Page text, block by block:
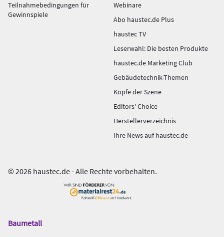
Teilnahmebedingungen für
Gewinnspiele
Webinare
Abo haustec.de Plus
haustec TV
Leserwahl: Die besten Produkte
haustec.de Marketing Club
Gebäudetechnik-Themen
Köpfe der Szene
Editors' Choice
Herstellerverzeichnis
Ihre News auf haustec.de
© 2026 haustec.de - Alle Rechte vorbehalten.
Das
Baumetall